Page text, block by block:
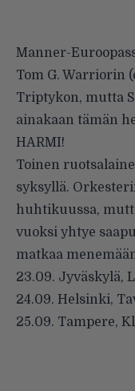
Manner-
Tom G. Warriorin
Triptykon, mutta
ainakaan tämän
HARMI!
Toinen
syksyllä.
huhtikuussa,
vuoksi yhtye
matkaa
23.09. Jyväskylä,
24.09. Helsinki,
25.09. Tampere,